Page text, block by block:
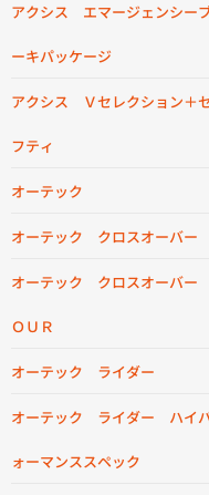
アクシス エマージェンシー
ーキパッケージ
アクシス Ｖセレクション＋
フティ
オーテック
オーテック クロスオーバー
オーテック クロスオーバー
ＯＵＲ
オーテック ライダー
オーテック ライダー ハイ
ォーマンススペック